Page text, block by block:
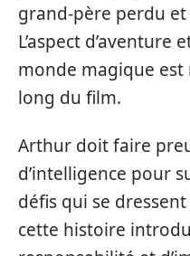
grand-père perdu
L’aspect d’aventure
monde magique
long du film.
Arthur doit faire
d’intelligence pour
défis qui se
cette histoire